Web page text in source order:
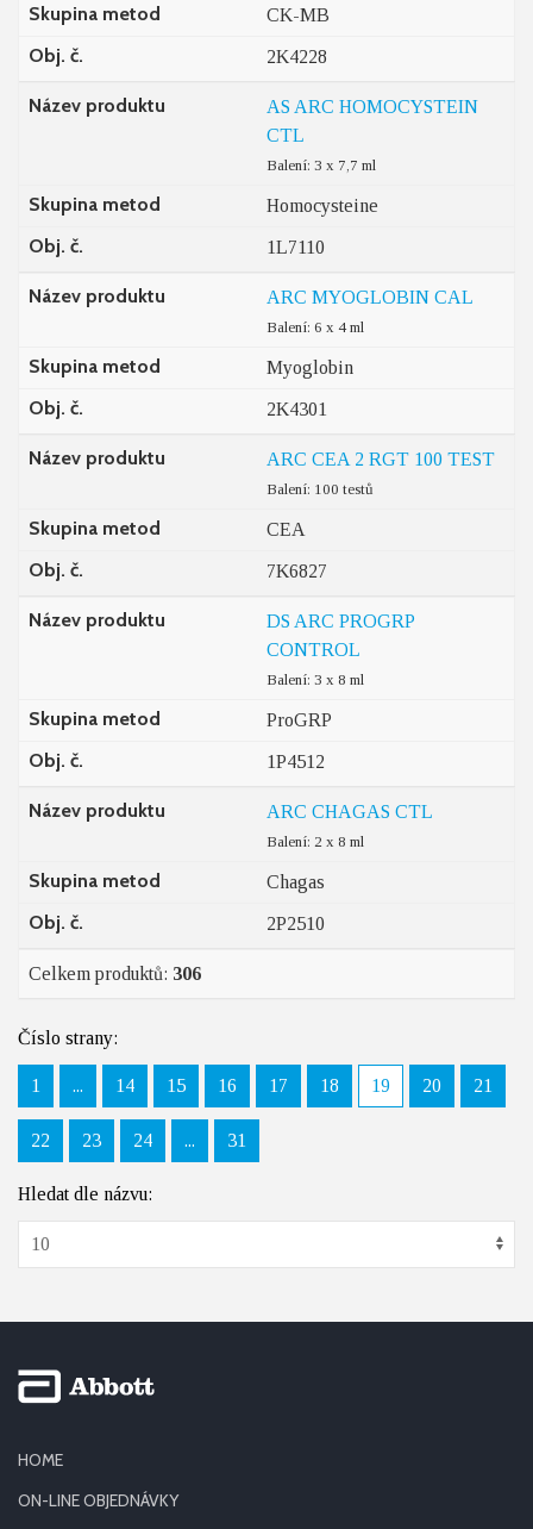
Skupina metod CK-MB
Obj. č. 2K4228
Název produktu
AS ARC HOMOCYSTEIN
CTL
Balení: 3 x 7,7 ml
Skupina metod Homocysteine
Obj. č. 1L7110
Název produktu ARC MYOGLOBIN CAL
Balení: 6 x 4 ml
Skupina metod Myoglobin
Obj. č. 2K4301
Název produktu ARC CEA 2 RGT 100 TEST
Balení: 100 testů
Skupina metod CEA
Obj. č. 7K6827
Název produktu
DS ARC PROGRP
CONTROL
Balení: 3 x 8 ml
Skupina metod ProGRP
Obj. č. 1P4512
Název produktu ARC CHAGAS CTL
Balení: 2 x 8 ml
Skupina metod Chagas
Obj. č. 2P2510
Celkem produktů: 306
Číslo strany:
1 ... 14 15 16 17 18 19 20 21
22 23 24 ... 31
Hledat dle názvu:
HOME
ON-LINE OBJEDNÁVKY